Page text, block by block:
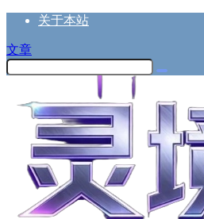
关于本站
文章